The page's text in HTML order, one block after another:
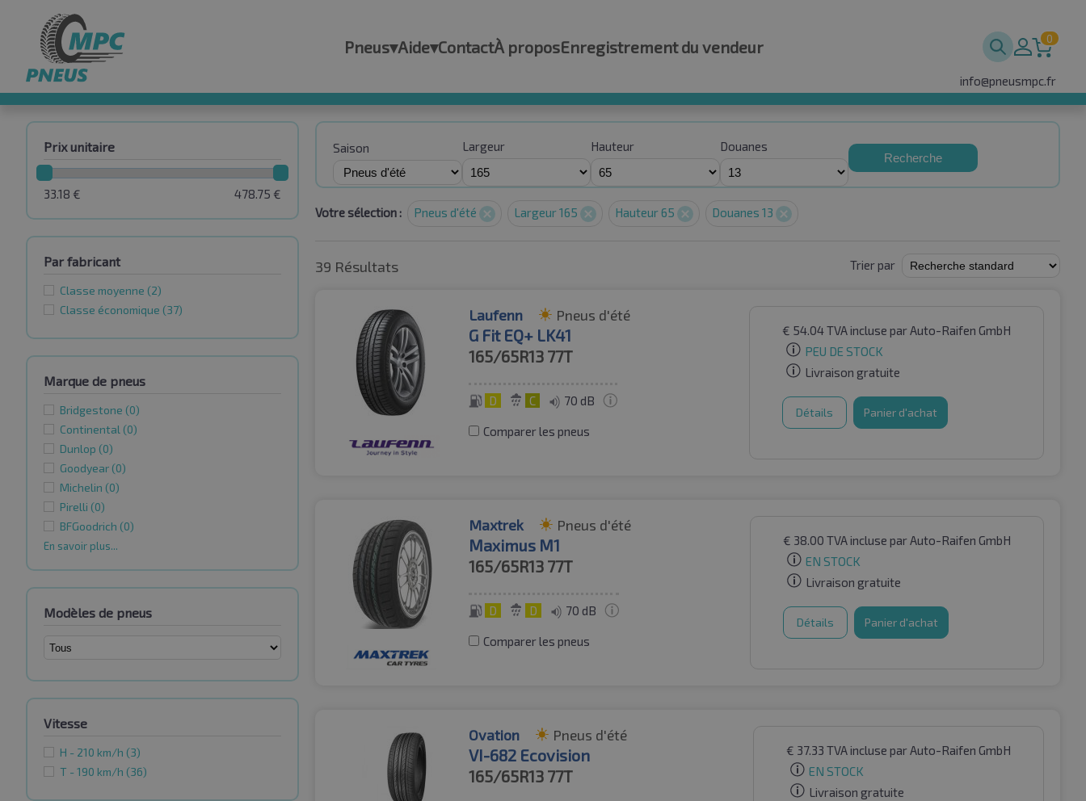
Pneus▾Aide▾ContactÀ proposEnregistrement du vendeur 0
info@pneusmpc.fr
Prix unitaire
478.75 €
33.18 €
Par fabricant
Classe moyenne (2)
Classe économique (37)
Marque de pneus
Bridgestone (0)
Continental (0)
Dunlop (0)
Goodyear (0)
Michelin (0)
Pirelli (0)
BFGoodrich (0)
En savoir plus...
Modèles de pneus
Vitesse
H - 210 km/h (3)
T - 190 km/h (36)
Saison Largeur Hauteur Douanes
Recherche
Votre sélection : Pneus d'été Largeur 165 Hauteur 65 Douanes 13
39 Résultats Trier par
Laufenn Pneus d'été
G Fit EQ+ LK41
165/65R13 77T
D C 70 dB
Comparer les pneus
€ 54.04TVA incluse par Auto-Raifen GmbH
PEU DE STOCK
Livraison gratuite
Détails Panier d'achat
Maxtrek Pneus d'été
Maximus M1
165/65R13 77T
D D 70 dB
Comparer les pneus
€ 38.00 TVA incluse par Auto-Raifen GmbH
EN STOCK
Livraison gratuite
Détails Panier d'achat
Ovation Pneus d'été
VI-682 Ecovision
165/65R13 77T
€ 37.33 TVA incluse par Auto-Raifen GmbH
EN STOCK
Livraison gratuite